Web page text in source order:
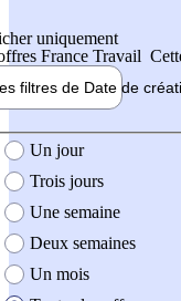
uniquement
France Travail
filtres de Date de
création de l'offre
Un jour
Trois jours
Une semaine
Deux semaines
Un mois